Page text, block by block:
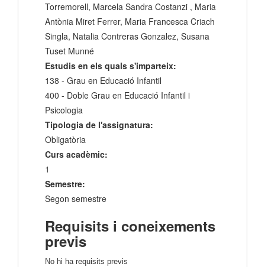
Torremorell, Marcela Sandra Costanzi , Maria
Antònia Miret Ferrer, Maria Francesca Criach
Singla, Natalia Contreras Gonzalez, Susana
Tuset Munné
Estudis en els quals s'imparteix:
138 - Grau en Educació Infantil
400 - Doble Grau en Educació Infantil i
Psicologia
Tipologia de l'assignatura:
Obligatòria
Curs acadèmic:
1
Semestre:
Segon semestre
Requisits i coneixements
previs
No hi ha requisits previs